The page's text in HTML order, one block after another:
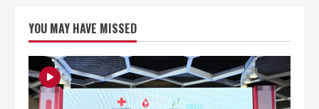
!!
น้ำมัน
เครื่อง
PULZAR
สร้าง
ปราก
ฎ
การณ์
YOU MAY HAVE MISSED